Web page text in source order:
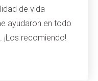
de vida
ayudaron en todo
recomiendo!